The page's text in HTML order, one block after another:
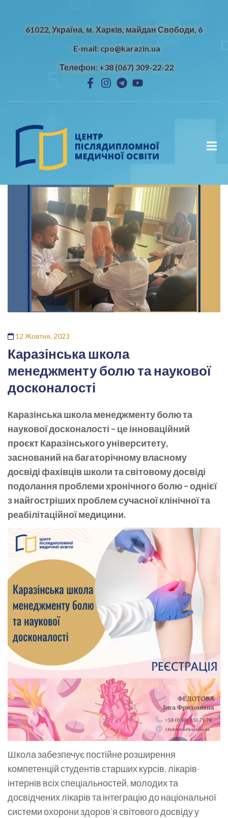
61022, Україна, м. Харків, майдан Свободи, 6
E-mail: cpo@karazin.ua
Телефон: +38 (067) 309-22-22
12 Жовтня, 2023
Каразінська школа
менеджменту болю та наукової
досконалості
Каразінська школа менеджменту болю та
наукової досконалості – це інноваційний
проєкт Каразінського університету,
заснований на багаторічному власному
досвіді фахівців школи та світовому досвіді
подолання проблеми хронічного болю – однієї
з найгостріших проблем сучасної клінічної та
реабілітаційної медицини.
Школа забезпечує постійне розширення
компетенцій студентів старших курсів, лікарів-
інтернів всіх спеціальностей, молодих та
досвідчених лікарів та інтеграцію до національної
системи охорони здоров’я світового досвіду у